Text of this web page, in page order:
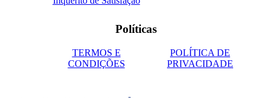
Políticas
TERMOS E
CONDIÇÕES
POLÍTICA DE
PRIVACIDADE